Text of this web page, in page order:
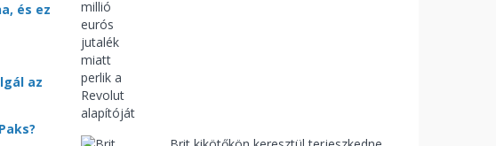
és ez
az